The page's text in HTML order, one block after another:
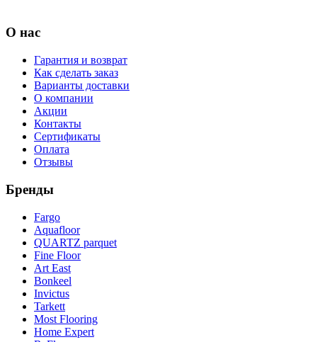
О нас
Гарантия и возврат
Как сделать заказ
Варианты доставки
О компании
Акции
Контакты
Сертификаты
Оплата
Отзывы
Бренды
Fargo
Aquafloor
QUARTZ parquet
Fine Floor
Art East
Bonkeel
Invictus
Tarkett
Most Flooring
Home Expert